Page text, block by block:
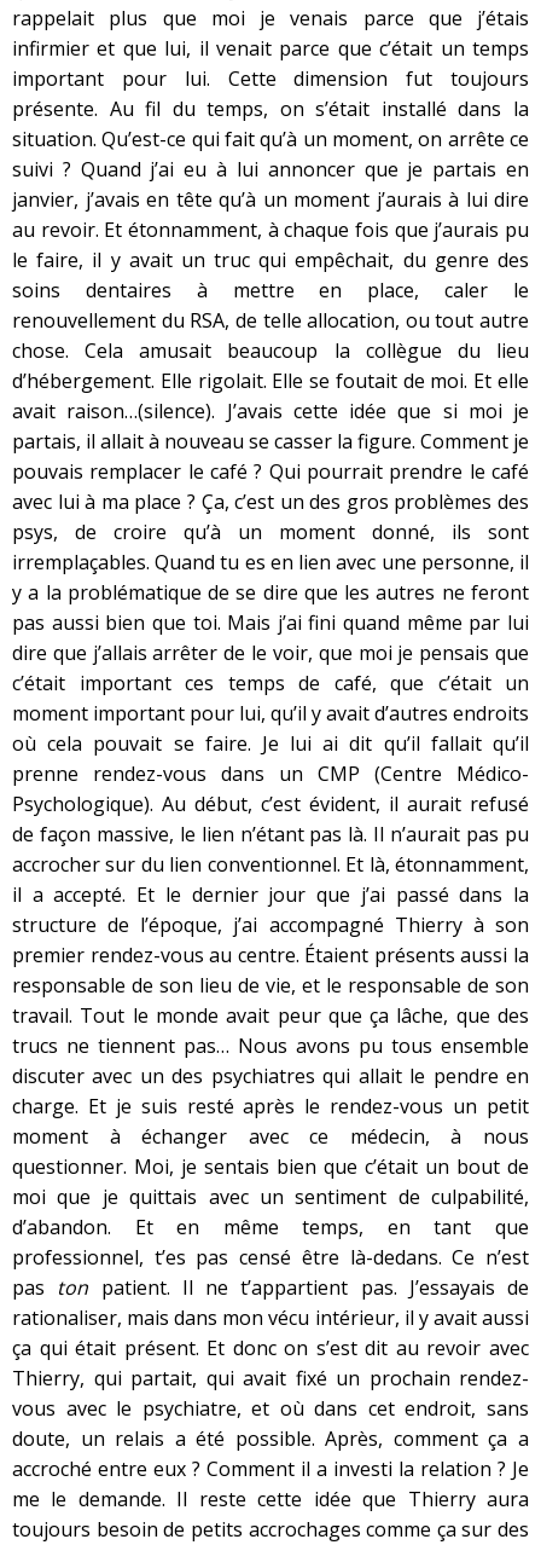
rappelait plus que moi je venais parce que j’étais
infirmier et que lui, il venait parce que c’était un temps
important pour lui. Cette dimension fut toujours
présente. Au fil du temps, on s’était installé dans la
situation. Qu’est-ce qui fait qu’à un moment, on arrête ce
suivi ? Quand j’ai eu à lui annoncer que je partais en
janvier, j’avais en tête qu’à un moment j’aurais à lui dire
au revoir. Et étonnamment, à chaque fois que j’aurais pu
le faire, il y avait un truc qui empêchait, du genre des
soins dentaires à mettre en place, caler le
renouvellement du RSA, de telle allocation, ou tout autre
chose. Cela amusait beaucoup la collègue du lieu
d’hébergement. Elle rigolait. Elle se foutait de moi. Et elle
avait raison…(silence). J’avais cette idée que si moi je
partais, il allait à nouveau se casser la figure. Comment je
pouvais remplacer le café ? Qui pourrait prendre le café
avec lui à ma place ? Ça, c’est un des gros problèmes des
psys, de croire qu’à un moment donné, ils sont
irremplaçables. Quand tu es en lien avec une personne, il
y a la problématique de se dire que les autres ne feront
pas aussi bien que toi. Mais j’ai fini quand même par lui
dire que j’allais arrêter de le voir, que moi je pensais que
c’était important ces temps de café, que c’était un
moment important pour lui, qu’il y avait d’autres endroits
où cela pouvait se faire. Je lui ai dit qu’il fallait qu’il
prenne rendez-vous dans un CMP (Centre Médico-
Psychologique). Au début, c’est évident, il aurait refusé
de façon massive, le lien n’étant pas là. Il n’aurait pas pu
accrocher sur du lien conventionnel. Et là, étonnamment,
il a accepté. Et le dernier jour que j’ai passé dans la
structure de l’époque, j’ai accompagné Thierry à son
premier rendez-vous au centre. Étaient présents aussi la
responsable de son lieu de vie, et le responsable de son
travail. Tout le monde avait peur que ça lâche, que des
trucs ne tiennent pas… Nous avons pu tous ensemble
discuter avec un des psychiatres qui allait le pendre en
charge. Et je suis resté après le rendez-vous un petit
moment à échanger avec ce médecin, à nous
questionner. Moi, je sentais bien que c’était un bout de
moi que je quittais avec un sentiment de culpabilité,
d’abandon. Et en même temps, en tant que
professionnel, t’es pas censé être là-dedans. Ce n’est
pas ton patient. Il ne t’appartient pas. J’essayais de
rationaliser, mais dans mon vécu intérieur, il y avait aussi
ça qui était présent. Et donc on s’est dit au revoir avec
Thierry, qui partait, qui avait fixé un prochain rendez-
vous avec le psychiatre, et où dans cet endroit, sans
doute, un relais a été possible. Après, comment ça a
accroché entre eux ? Comment il a investi la relation ? Je
me le demande. Il reste cette idée que Thierry aura
toujours besoin de petits accrochages comme ça sur des